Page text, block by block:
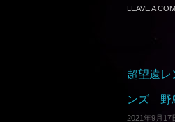
LEAVE A
超望遠レ
ンズ 野
2021年9月17